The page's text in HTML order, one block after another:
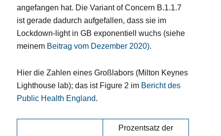
angefangen hat. Die Variant of Concern B.1.1.7
ist gerade dadurch aufgefallen, dass sie im
Lockdown-light in GB exponentiell wuchs (siehe
meinem Beitrag vom Dezember 2020).
Hier die Zahlen eines Großlabors (Milton Keynes
Lighthouse lab); das ist Figure 2 im Bericht des
Public Health England.
Prozentsatz der